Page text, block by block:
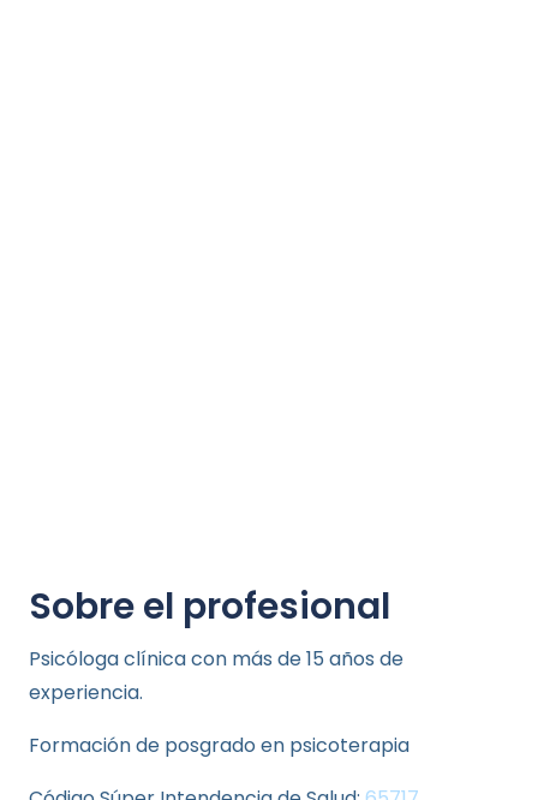
Sobre el profesional
Psicóloga clínica con más de 15 años de
experiencia.
Formación de posgrado en psicoterapia